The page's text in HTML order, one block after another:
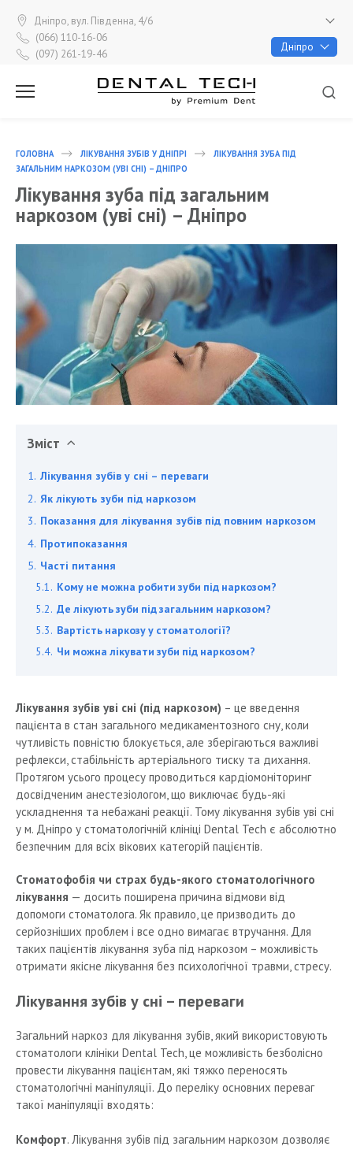
вмісту
Дніпро, вул. Південна, 4/6
Дніпро
(066) 110-16-06
(097) 261-19-46
ГОЛОВНА ЛІКУВАННЯ ЗУБІВ У ДНІПРІ
ЛІКУВАННЯ ЗУБА ПІД
ЗАГАЛЬНИМ НАРКОЗОМ (УВІ СНІ) – ДНІПРО
Лікування зуба під загальним
наркозом (уві сні) – Дніпро
Зміст
Лікування зубів у сні – переваги
Як лікують зуби під наркозом
Показання для лікування зубів під повним наркозом
Протипоказання
Часті питання
Кому не можна робити зуби під наркозом?
Де лікують зуби під загальним наркозом?
Вартість наркозу у стоматології?
Чи можна лікувати зуби під наркозом?
Лікування зубів уві сні (під наркозом) – це введення
пацієнта в стан загального медикаментозного сну, коли
чутливість повністю блокується, але зберігаються важливі
рефлекси, стабільність артеріального тиску та дихання.
Протягом усього процесу проводиться кардіомоніторинг
досвідченим анестезіологом, що виключає будь-які
ускладнення та небажані реакції. Тому лікування зубів уві сні
у м. Дніпро у стоматологічній клініці Dental Tech є абсолютно
безпечним для всіх вікових категорій пацієнтів.
Стоматофобія чи страх будь-якого стоматологічного
лікування — досить поширена причина відмови від
допомоги стоматолога. Як правило, це призводить до
серйозніших проблем і все одно вимагає втручання. Для
таких пацієнтів лікування зуба під наркозом – можливість
отримати якісне лікування без психологічної травми, стресу.
Лікування зубів у сні – переваги
Загальний наркоз для лікування зубів, який використовують
стоматологи клініки Dental Tech, це можливість безболісно
провести лікування пацієнтам, які тяжко переносять
стоматологічні маніпуляції. До переліку основних переваг
такої маніпуляції входять:
Комфорт. Лікування зубів під загальним наркозом дозволяє